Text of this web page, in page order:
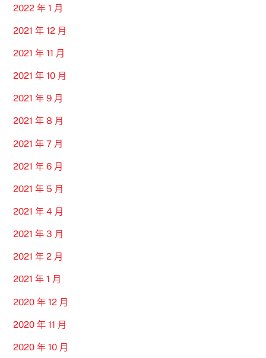
2022 年 1 月
2021 年 12 月
2021 年 11 月
2021 年 10 月
2021 年 9 月
2021 年 8 月
2021 年 7 月
2021 年 6 月
2021 年 5 月
2021 年 4 月
2021 年 3 月
2021 年 2 月
2021 年 1 月
2020 年 12 月
2020 年 11 月
2020 年 10 月